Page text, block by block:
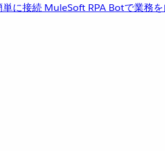
単に接続 MuleSoft RPA Botで業務